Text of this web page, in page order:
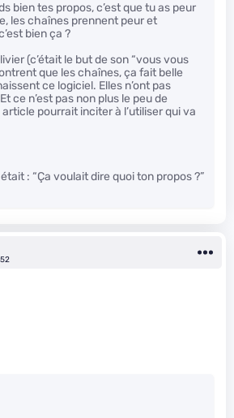
bien tes propos, c’est que tu as peur
les chaînes prennent peur et
bien ça ?
(c’était le but de son “vous vous
que les chaînes, ça fait belle
ce logiciel. Elles n’ont pas
ce n’est pas non plus le peu de
article pourrait inciter à l’utiliser qui va
: “Ça voulait dire quoi ton propos ?”